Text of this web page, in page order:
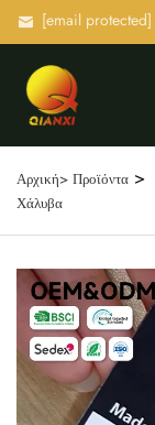
[email protected]
Αρχική> Προϊόντα >
Χάλυβα